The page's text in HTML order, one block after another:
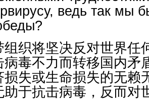
ведь так мы
织将坚决反对世界任
病毒不力而转移国内矛
损失或生命损失的无赖
于抗击病毒，反而对